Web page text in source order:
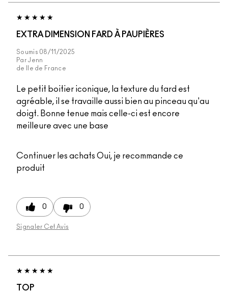
EXTRA DIMENSION FARD À PAUPIÈRES
Soumis 08/11/2025
Par Jenn
de
Ile de France
Le petit boitier iconique, la texture du fard est
agréable, il se travaille aussi bien au pinceau qu'au
doigt. Bonne tenue mais celle-ci est encore
meilleure avec une base
Continuer les achats Oui, je recommande ce
produit
0 0
Signaler Cet Avis
TOP